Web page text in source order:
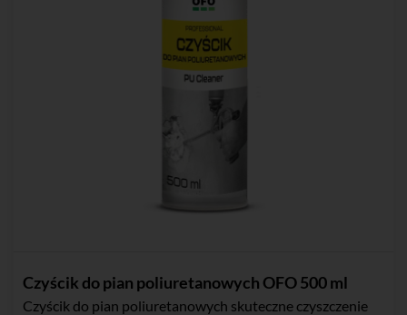
Czyścik do pian poliuretanowych OFO 500 ml
Czyścik do pian poliuretanowych skuteczne czyszczenie